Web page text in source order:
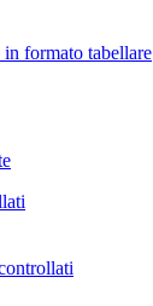
formato tabellare